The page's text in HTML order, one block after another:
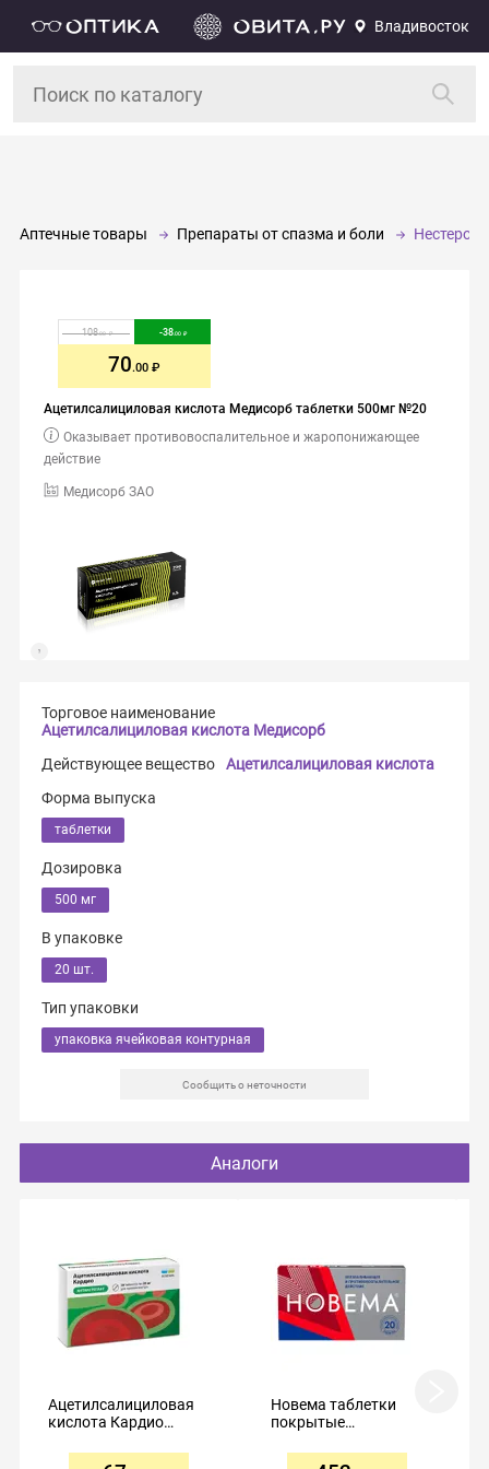
Владивосток
Аптечные товары Препараты от спазма и боли
Ацетилсалициловая кислота Медисорб таблетки 500мг №20
Медисорб ЗАО
Оказывает противовоспалительное и жаропонижающее
действие
108.00 -38.00
70.00
Торговое наименование
Ацетилсалициловая кислота Медисорб
Действующее вещество
Ацетилсалициловая кислота
Форма выпуска
таблетки
Дозировка
500 мг
В упаковке
20 шт.
Тип упаковки
упаковка ячейковая контурная
Сообщить о неточности
Аналоги
Ацетилсалициловая
кислота Кардио
кишечнорастворимые
Новема таблетки
покрытые
оболочкой 275мг